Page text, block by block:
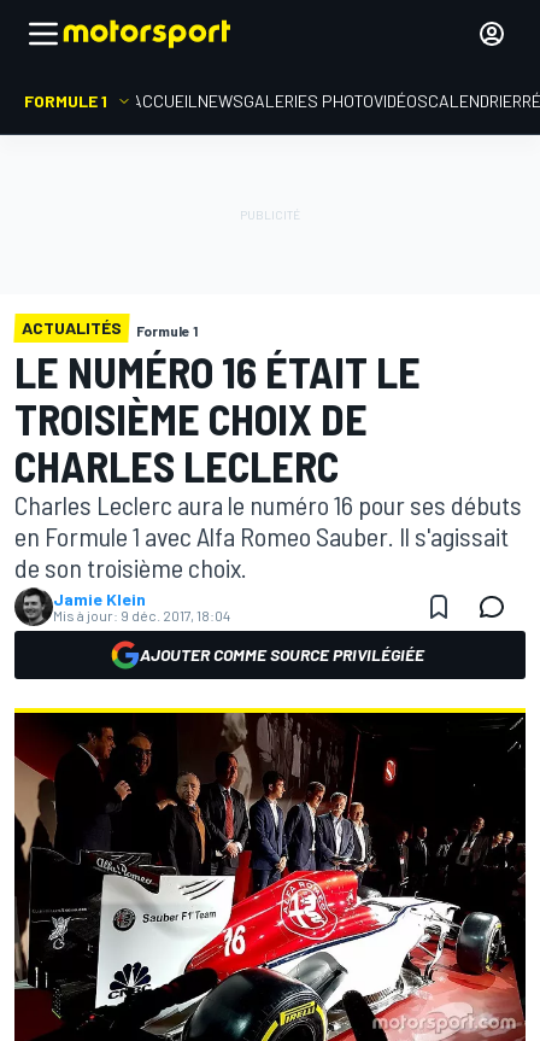
FORMULE 1 ACCUEIL NEWSGALERIES PHOTOVIDÉOSCALENDRIER
ACTUALITÉS Formule 1
LE NUMÉRO 16 ÉTAIT LE
TROISIÈME CHOIX DE
CHARLES LECLERC
Charles Leclerc aura le numéro 16 pour ses débuts
en Formule 1 avec Alfa Romeo Sauber. Il s'agissait
de son troisième choix.
Jamie Klein
Mis à jour: 9 déc. 2017, 18:04
AJOUTER COMME SOURCE PRIVILÉGIÉE